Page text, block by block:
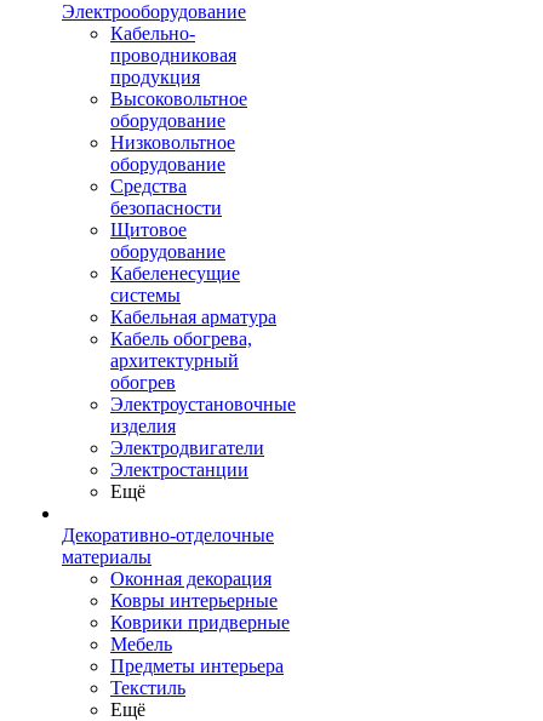
Электрооборудование
Кабельно-
проводниковая
продукция
Высоковольтное
оборудование
Низковольтное
оборудование
Средства
безопасности
Щитовое
оборудование
Кабеленесущие
системы
Кабельная арматура
Кабель обогрева,
архитектурный
обогрев
Электроустановочные
изделия
Электродвигатели
Электростанции
Ещё
Декоративно-отделочные
материалы
Оконная декорация
Ковры интерьерные
Коврики придверные
Мебель
Предметы интерьера
Текстиль
Ещё